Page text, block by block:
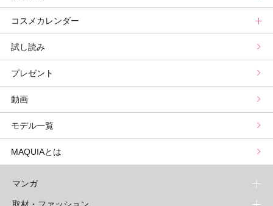
ブライトニング・UVグランプリ
プリュスベスコス
ライフスタイル診断
小林ひろ美のキレイはかけ算
小田ユイコのマニアックビューティREPORT
野毛まゆりの実況野毛Channel
星谷菜々の美に効くスイーツ
山本舞香のBeauty Script
Keikoの月星座占い
三島キアリーの12星座別 恋愛運&美容運
動物キャラナビ占い
ムーン・リーの運を呼び寄せる香り
美容診断トップ
パーソナルカラー診断
顔タイプ髪型診断
コスメカレンダー
コスメカレンダートップ
検索
試し読み
プレゼント
動画
モデル一覧
MAQUIAとは
マンガ
少年マンガ
取材・ファッション